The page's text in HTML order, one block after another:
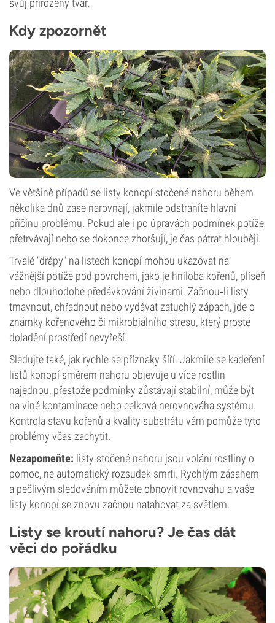
svůj přirozený tvar.
Kdy zpozornět
Ve většině případů se listy konopí stočené nahoru během
několika dnů zase narovnají, jakmile odstraníte hlavní
příčinu problému. Pokud ale i po úpravách podmínek potíže
přetrvávají nebo se dokonce zhoršují, je čas pátrat hlouběji.
Trvalé "drápy" na listech konopí mohou ukazovat na
vážnější potíže pod povrchem, jako je hniloba kořenů, plíseň
nebo dlouhodobé předávkování živinami. Začnou‑li listy
tmavnout, chřadnout nebo vydávat zatuchlý zápach, jde o
známky kořenového či mikrobiálního stresu, který prosté
doladění prostředí nevyřeší.
Sledujte také, jak rychle se příznaky šíří. Jakmile se kadeření
listů konopí směrem nahoru objevuje u více rostlin
najednou, přestože podmínky zůstávají stabilní, může být
na vině kontaminace nebo celková nerovnováha systému.
Kontrola stavu kořenů a kvality substrátu vám pomůže tyto
problémy včas zachytit.
Nezapomeňte: listy stočené nahoru jsou volání rostliny o
pomoc, ne automatický rozsudek smrti. Rychlým zásahem
a pečlivým sledováním můžete obnovit rovnováhu a vaše
listy konopí se znovu začnou natahovat za světlem.
Listy se kroutí nahoru? Je čas dát
věci do pořádku